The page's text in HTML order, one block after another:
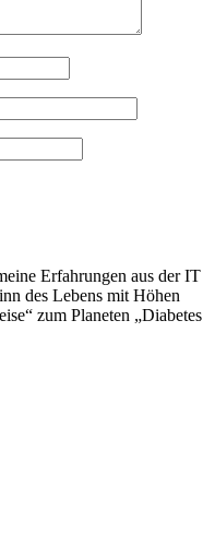
Erfahrungen aus der IT
des Lebens mit Höhen
zum Planeten „Diabetes